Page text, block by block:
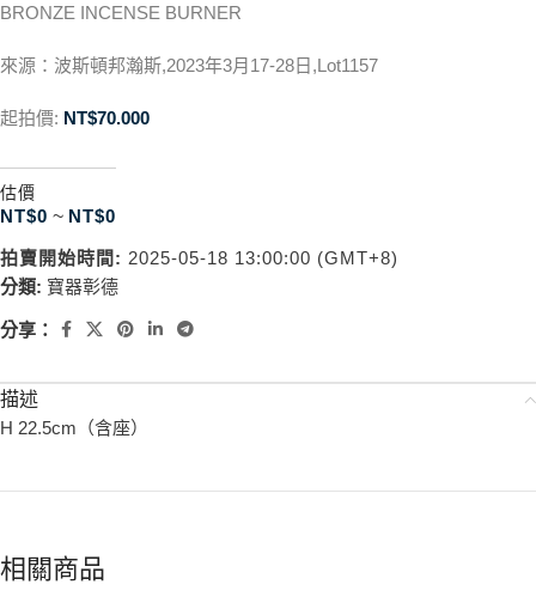
BRONZE INCENSE BURNER
來源：波斯頓邦瀚斯,2023年3月17-28日,Lot1157
起拍價: NT$70.000
估價
NT$0 ~ NT$0
拍賣開始時間: 2025-05-18 13:00:00 (GMT+8)
分類: 寶器彰德
分享：
描述
H 22.5cm（含座）
相關商品